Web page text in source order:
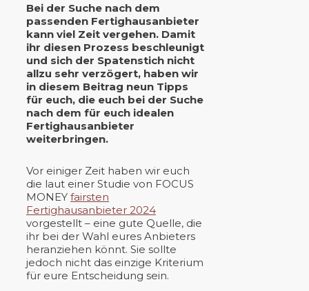
Bei der Suche nach dem
passenden Fertighausanbieter
kann viel Zeit vergehen. Damit
ihr diesen Prozess beschleunigt
und sich der Spatenstich nicht
allzu sehr verzögert, haben wir
in diesem Beitrag neun Tipps
für euch, die euch bei der Suche
nach dem für euch idealen
Fertighausanbieter
weiterbringen.
Vor einiger Zeit haben wir euch
die laut einer Studie von FOCUS
MONEY fairsten
Fertighausanbieter 2024
vorgestellt – eine gute Quelle, die
ihr bei der Wahl eures Anbieters
heranziehen könnt. Sie sollte
jedoch nicht das einzige Kriterium
für eure Entscheidung sein.